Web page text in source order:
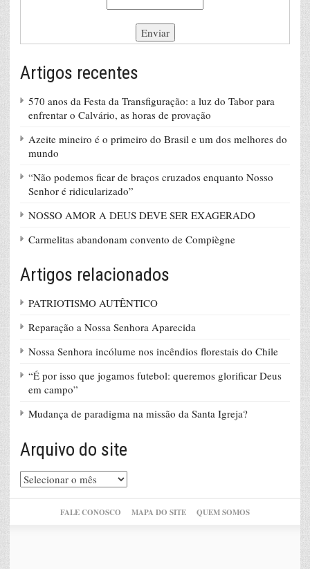
Artigos recentes
570 anos da Festa da Transfiguração: a luz do Tabor para
enfrentar o Calvário, as horas de provação
Azeite mineiro é o primeiro do Brasil e um dos melhores do
mundo
“Não podemos ficar de braços cruzados enquanto Nosso
Senhor é ridicularizado”
NOSSO AMOR A DEUS DEVE SER EXAGERADO
Carmelitas abandonam convento de Compiègne
Artigos relacionados
PATRIOTISMO AUTÊNTICO
Reparação a Nossa Senhora Aparecida
Nossa Senhora incólume nos incêndios florestais do Chile
“É por isso que jogamos futebol: queremos glorificar Deus
em campo”
Mudança de paradigma na missão da Santa Igreja?
Arquivo do site
Arquivo
do
FALE CONOSCO MAPA DO SITE QUEM SOMOS